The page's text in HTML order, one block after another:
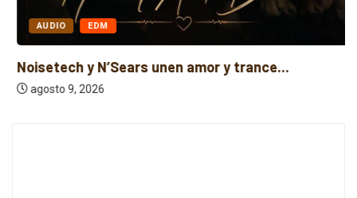
AUDIO EDM
Noisetech y N’Sears unen amor y trance...
agosto 9, 2026